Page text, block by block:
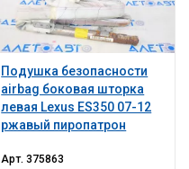
Подушка безопасности
airbag боковая шторка
левая Lexus ES350 07-12
ржавый пиропатрон
Арт.375863